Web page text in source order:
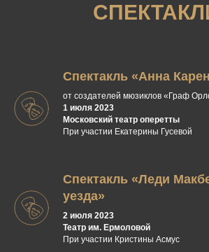
Спектакль «Анна
от создателей мюзиклов «Граф
1 июля 2023
Московский театр оперетты
При участии Екатерины Гусевой
Спектакль «Леди
уезда»
2 июля 2023
Театр им. Ермоловой
При участии Кристины Асмус